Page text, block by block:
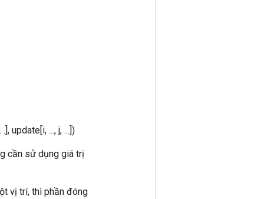
update[i, ..., j, ...])
cần sử dụng giá trị
vị trí, thì phần đóng